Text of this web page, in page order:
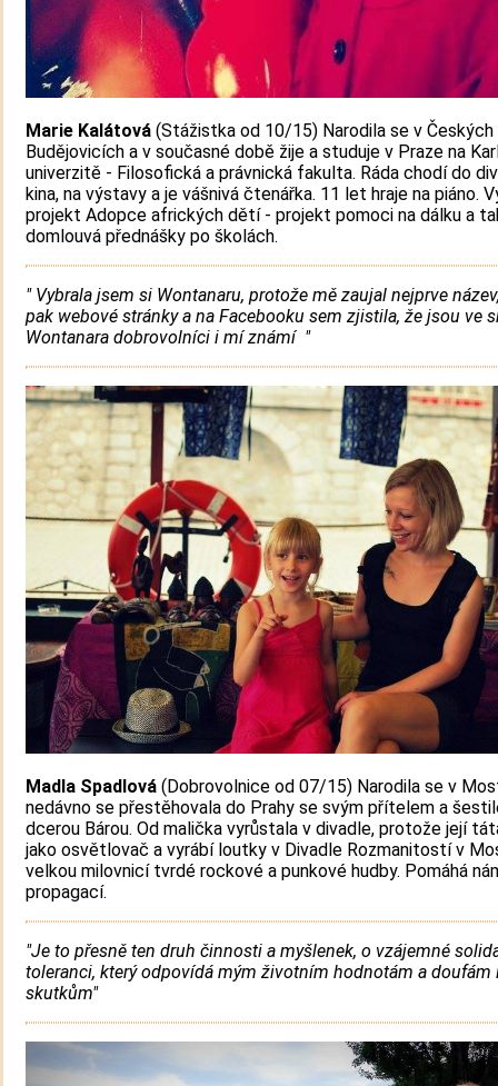
Marie Kalátová (Stážistka od 10/15) Narodila se v Českých
Budějovicích a v současné době žije a studuje v Praze na
univerzitě - Filosofická a právnická fakulta. Ráda chodí do
kina, na výstavy a je vášnivá čtenářka. 11 let hraje na piáno.
projekt Adopce afrických dětí - projekt pomoci na dálku a
domlouvá přednášky po školách.
" Vybrala jsem si Wontanaru, protože mě zaujal nejprve
pak webové stránky a na Facebooku sem zjistila, že jsou ve
Wontanara dobrovolníci i mí známí "
Madla Spadlová (Dobrovolnice od 07/15) Narodila se v
nedávno se přestěhovala do Prahy se svým přítelem a
dcerou Bárou. Od malička vyrůstala v divadle, protože její
jako osvětlovač a vyrábí loutky v Divadle Rozmanitostí v
velkou milovnicí tvrdé rockové a punkové hudby. Pomáhá
propagací.
"Je to přesně ten druh činnosti a myšlenek, o vzájemné
toleranci, který odpovídá mým životním hodnotám a doufám
skutkům"